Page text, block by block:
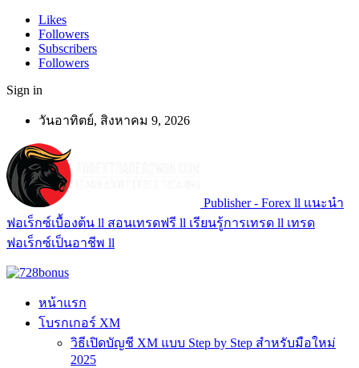
Likes
Followers
Subscribers
Followers
Sign in
วันอาทิตย์, สิงหาคม 9, 2026
Publisher - Forex ll แนะนำ
ฟอเร็กซ์เบื้องต้น ll สอนเทรดฟรี ll เรียนรู้การเทรด ll เทรด
ฟอเร็กซ์เป็นอาชีพ ll
หน้าแรก
โบรกเกอร์ XM
วิธีเปิดบัญชี XM แบบ Step by Step สำหรับมือใหม่
2025